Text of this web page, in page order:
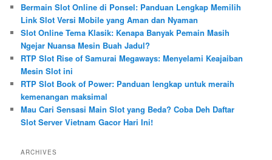
h
Bermain Slot Online di Ponsel: Panduan Lengkap Memilih
Link Slot Versi Mobile yang Aman dan Nyaman
Slot Online Tema Klasik: Kenapa Banyak Pemain Masih
Ngejar Nuansa Mesin Buah Jadul?
RTP Slot Rise of Samurai Megaways: Menyelami Keajaiban
Mesin Slot ini
RTP Slot Book of Power: Panduan lengkap untuk meraih
kemenangan maksimal
Mau Cari Sensasi Main Slot yang Beda? Coba Deh Daftar
Slot Server Vietnam Gacor Hari Ini!
ARCHIVES